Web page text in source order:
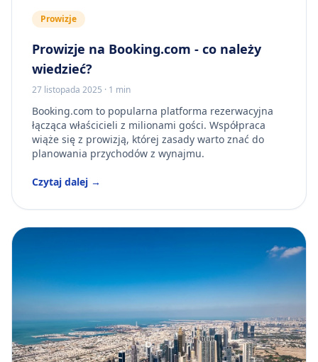
Prowizje
Prowizje na Booking.com - co należy
wiedzieć?
27 listopada 2025 · 1 min
Booking.com to popularna platforma rezerwacyjna
łącząca właścicieli z milionami gości. Współpraca
wiąże się z prowizją, której zasady warto znać do
planowania przychodów z wynajmu.
Czytaj dalej →